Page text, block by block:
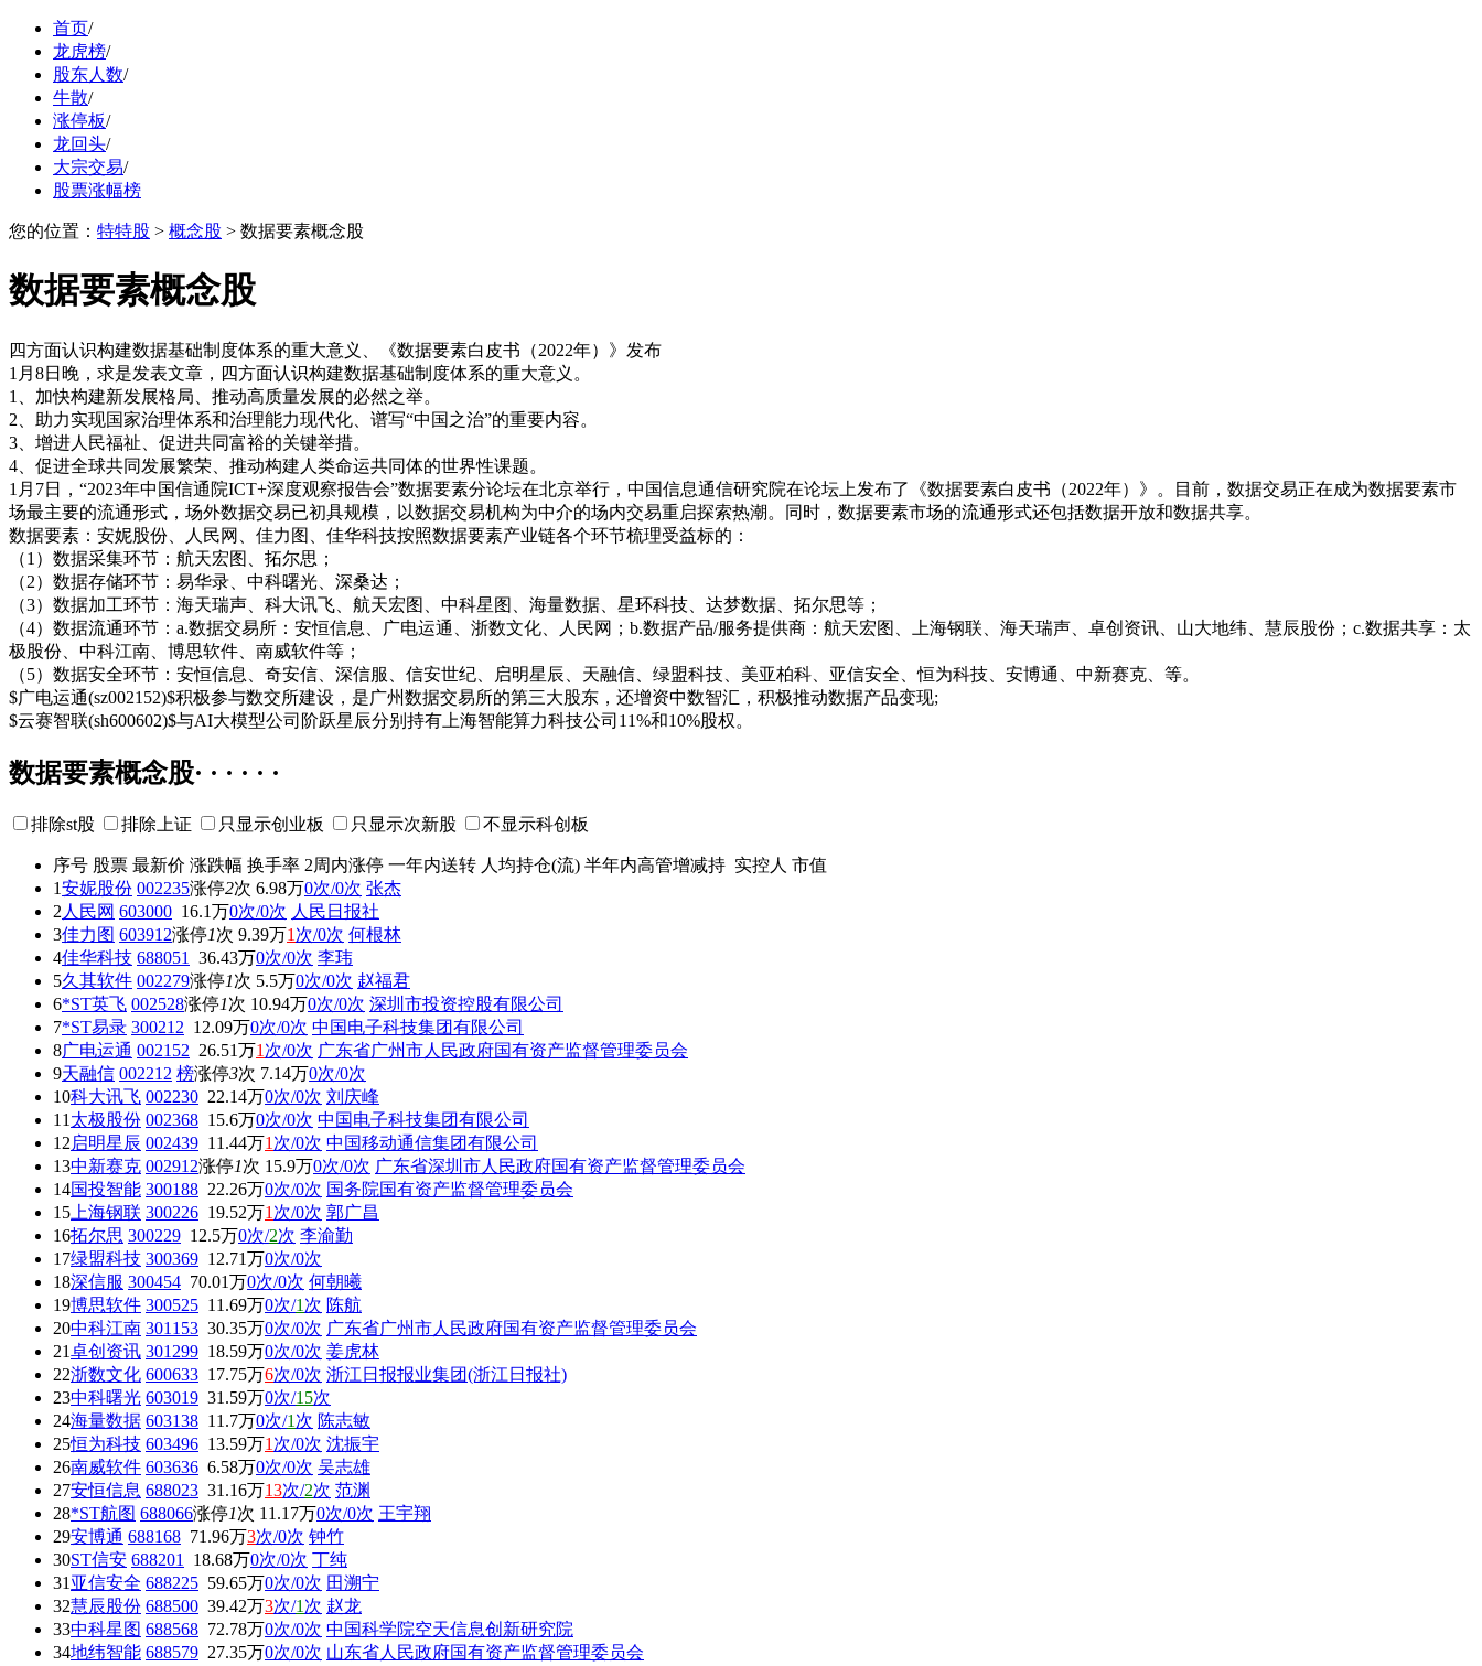
首页/
龙虎榜/
股东人数/
牛散/
涨停板/
龙回头/
大宗交易/
股票涨幅榜
您的位置： 特特股 > 概念股 > 数据要素概念股
数据要素概念股
四方面认识构建数据基础制度体系的重大意义、《数据要素白皮书（2022年）》发布
1月8日晚，求是发表文章，四方面认识构建数据基础制度体系的重大意义。
1、加快构建新发展格局、推动高质量发展的必然之举。
2、助力实现国家治理体系和治理能力现代化、谱写“中国之治”的重要内容。
3、增进人民福祉、促进共同富裕的关键举措。
4、促进全球共同发展繁荣、推动构建人类命运共同体的世界性课题。
1月7日，“2023年中国信通院ICT+深度观察报告会”数据要素分论坛在北京举行，中国信息通信研究院在论坛上发布了《数据要素白皮书（2022年）》。目前，数据交易正在成为数据要素市
场最主要的流通形式，场外数据交易已初具规模，以数据交易机构为中介的场内交易重启探索热潮。同时，数据要素市场的流通形式还包括数据开放和数据共享。
数据要素：安妮股份、人民网、佳力图、佳华科技按照数据要素产业链各个环节梳理受益标的：
（1）数据采集环节：航天宏图、拓尔思；
（2）数据存储环节：易华录、中科曙光、深桑达；
（3）数据加工环节：海天瑞声、科大讯飞、航天宏图、中科星图、海量数据、星环科技、达梦数据、拓尔思等；
（4）数据流通环节：a.数据交易所：安恒信息、广电运通、浙数文化、人民网；b.数据产品/服务提供商：航天宏图、上海钢联、海天瑞声、卓创资讯、山大地纬、慧辰股份；c.数据共享：太
极股份、中科江南、博思软件、南威软件等；
（5）数据安全环节：安恒信息、奇安信、深信服、信安世纪、启明星辰、天融信、绿盟科技、美亚柏科、亚信安全、恒为科技、安博通、中新赛克、等。
$广电运通(sz002152)$积极参与数交所建设，是广州数据交易所的第三大股东，还增资中数智汇，积极推动数据产品变现;
$云赛智联(sh600602)$与AI大模型公司阶跃星辰分别持有上海智能算力科技公司11%和10%股权。
数据要素概念股· · · · · ·
排除st股 排除上证 只显示创业板 只显示次新股 不显示科创板
序号 股票 最新价 涨跌幅 换手率 2周内涨停 一年内送转 人均持仓(流) 半年内高管增减持 实控人 市值
1安妮股份 002235涨停2次 6.98万0次/0次 张杰
2 人民网 603000 16.1万0次/0次 人民日报社
3佳力图 603912涨停1次 9.39万1 次/0次 何根林
4佳华科技 688051 36.43万0次/0次 李玮
5久其软件 002279涨停1次 5.5万0次/0次 赵福君
6*ST英飞 002528涨停1次 10.94万0次/0次 深圳市投资控股有限公司
7*ST易录 300212 12.09万0次/0次 中国电子科技集团有限公司
8广电运通 002152 26.51万1 次/0次 广东省广州市人民政府国有资产监督管理委员会
9天融信 002212 榜涨停3次 7.14万0次/0次
10科大讯飞 002230 22.14万0次/0次 刘庆峰
11 太极股份 002368 15.6万0次/0次 中国电子科技集团有限公司
12 启明星辰 002439 11.44万1 次/0次 中国移动通信集团有限公司
13中新赛克 002912涨停1次 15.9万0次/0次 广东省深圳市人民政府国有资产监督管理委员会
14国投智能 300188 22.26万0次/0次 国务院国有资产监督管理委员会
15 上海钢联 300226 19.52万1 次/0次 郭广昌
16拓尔思 300229 12.5万0次/2次 李渝勤
17绿盟科技 300369 12.71万0次/0次
18深信服 300454 70.01万0次/0次 何朝曦
19博思软件 300525 11.69万0次/1 次 陈航
20中科江南 301153 30.35万0次/0次 广东省广州市人民政府国有资产监督管理委员会
21卓创资讯 301299 18.59万0次/0次 姜虎林
22浙数文化 600633 17.75万6次/0次 浙江日报报业集团(浙江日报社)
23中科曙光 603019 31.59万0次/15次
24海量数据 603138 11.7万0次/1 次 陈志敏
25恒为科技 603496 13.59万1 次/0次 沈振宇
26南威软件 603636 6.58万0次/0次 吴志雄
27安恒信息 688023 31.16万13次/2次 范渊
28*ST航图 688066涨停1次 11.17万0次/0次 王宇翔
29安博通 688168 71.96万3次/0次 钟竹
30ST信安 688201 18.68万0次/0次 丁纯
31 亚信安全 688225 59.65万0次/0次 田溯宁
32慧辰股份 688500 39.42万3次/1 次 赵龙
33中科星图 688568 72.78万0次/0次 中国科学院空天信息创新研究院
34地纬智能 688579 27.35万0次/0次 山东省人民政府国有资产监督管理委员会